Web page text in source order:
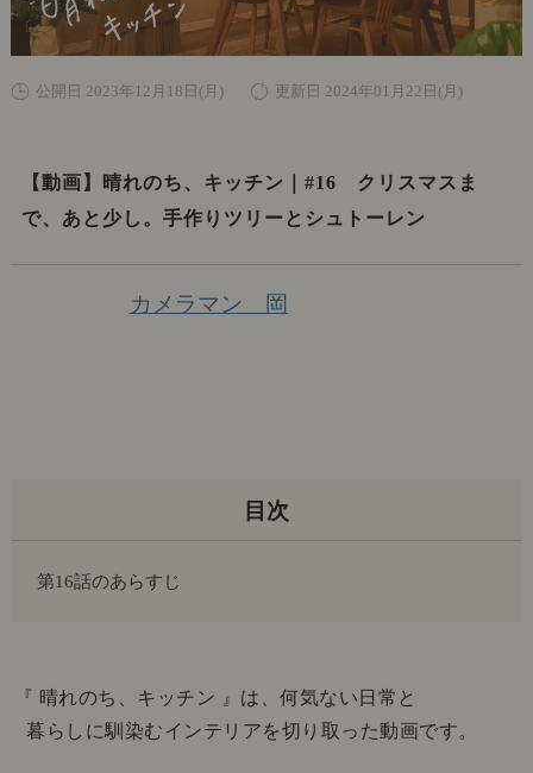
公開日 2023年12月18日(月) 更新日 2024年01月22日(月)
【動画】晴れのち、キッチン｜#16 クリスマスま
で、あと少し。手作りツリーとシュトーレン
カメラマン 岡
『 晴れのち、キッチン 』は、何気ない日常と
暮らしに馴染むインテリアを切り取った動画です。
第16話のあらすじ